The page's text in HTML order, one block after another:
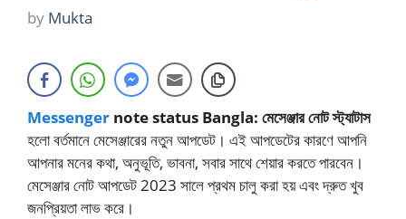
by Mukta
Messenger note status Bangla: মেসেঞ্জার নোট স্ট্যাটাস
হলো বর্তমানে মেসেঞ্জারের নতুন আপডেট। এই আপডেটের কারণে আপনি
আপনার মনের কথা, অনুভূতি, ভাবনা, সবার সাথে শেয়ার করতে পারবেন।
মেসেঞ্জার নোট আপডেট 2023 সালে প্রথম চালু করা হয় এবং দ্রুত খুব
জনপ্রিয়তা লাভ করে।